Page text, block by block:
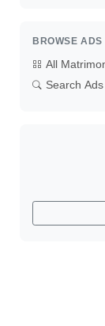
BROWSE ADS
All
Search Ads